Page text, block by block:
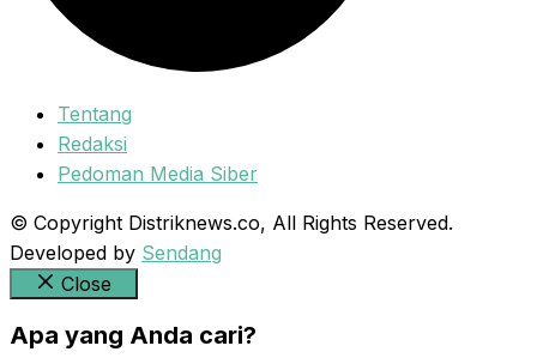
Tentang
Redaksi
Pedoman Media Siber
© Copyright Distriknews.co, All Rights Reserved.
Developed by Sendang
Close
Apa yang Anda cari?